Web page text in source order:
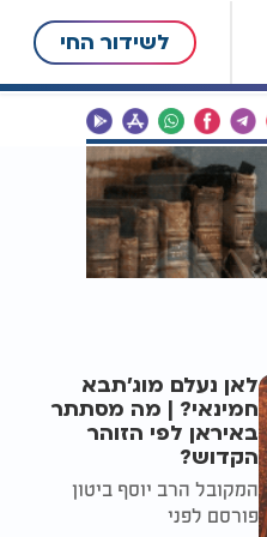
לשידור החי
לאן נעלם מוג'תבא
חמינאי? | מה מסתתר
באיראן לפי הזוהר
הקדוש?
המקובל הרב יוסף ביטון
פורסם לפני